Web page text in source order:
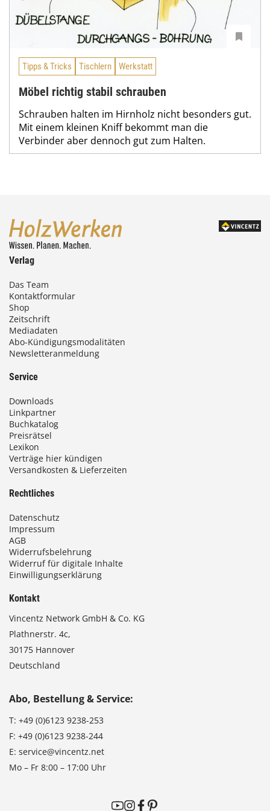
Tipps & Tricks Tischlern Werkstatt
Möbel richtig stabil schrauben
Schrauben halten im Hirnholz nicht besonders gut.
Mit einem kleinen Kniff bekommt man die
Verbinder aber dennoch gut zum Halten.
Verlag
Das Team
Kontaktformular
Shop
Zeitschrift
Mediadaten
Abo-Kündigungsmodalitäten
Newsletteranmeldung
Service
Downloads
Linkpartner
Buchkatalog
Preisrätsel
Lexikon
Verträge hier kündigen
Versandkosten & Lieferzeiten
Rechtliches
Datenschutz
Impressum
AGB
Widerrufsbelehrung
Widerruf für digitale Inhalte
Einwilligungserklärung
Kontakt
Vincentz Network GmbH & Co. KG
Plathnerstr. 4c,
30175 Hannover
Deutschland
Abo, Bestellung & Service:
T: +49 (0)6123 9238-253
F: +49 (0)6123 9238-244
E: service@vincentz.net
Mo – Fr 8:00 – 17:00 Uhr